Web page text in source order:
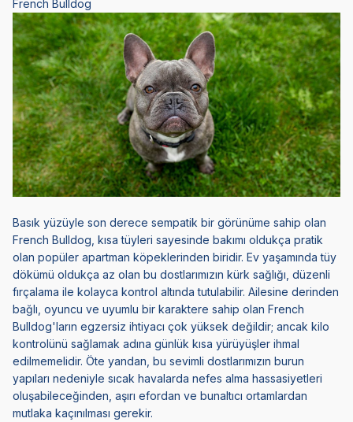
French Bulldog
Basık yüzüyle son derece sempatik bir görünüme sahip olan
French Bulldog , kısa tüyleri sayesinde bakımı oldukça pratik
olan popüler apartman köpeklerinden biridir. Ev yaşamında tüy
dökümü oldukça az olan bu dostlarımızın kürk sağlığı, düzenli
fırçalama ile kolayca kontrol altında tutulabilir. Ailesine derinden
bağlı, oyuncu ve uyumlu bir karaktere sahip olan French
Bulldog'ların egzersiz ihtiyacı çok yüksek değildir; ancak kilo
kontrolünü sağlamak adına günlük kısa yürüyüşler ihmal
edilmemelidir. Öte yandan, bu sevimli dostlarımızın burun
yapıları nedeniyle sıcak havalarda nefes alma hassasiyetleri
oluşabileceğinden, aşırı efordan ve bunaltıcı ortamlardan
mutlaka kaçınılması gerekir.